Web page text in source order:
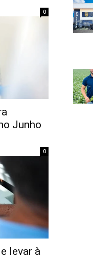
0
Junho
0
levar à